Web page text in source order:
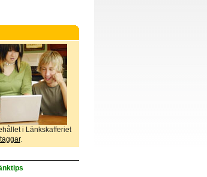
i Länkskafferiet
taggar.